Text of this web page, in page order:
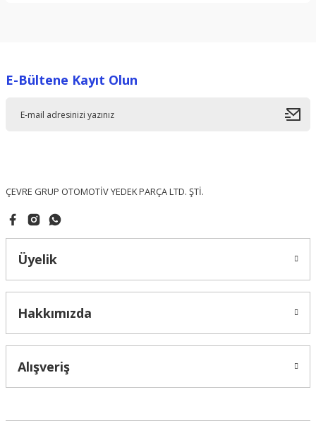
Ürün resmi kalitesiz, bozuk veya görüntülenemiyor.
E-Bültene Kayıt Olun
ÇEVRE GRUP OTOMOTİV YEDEK PARÇA LTD. ŞTİ.
Üyelik
Hakkımızda
Alışveriş